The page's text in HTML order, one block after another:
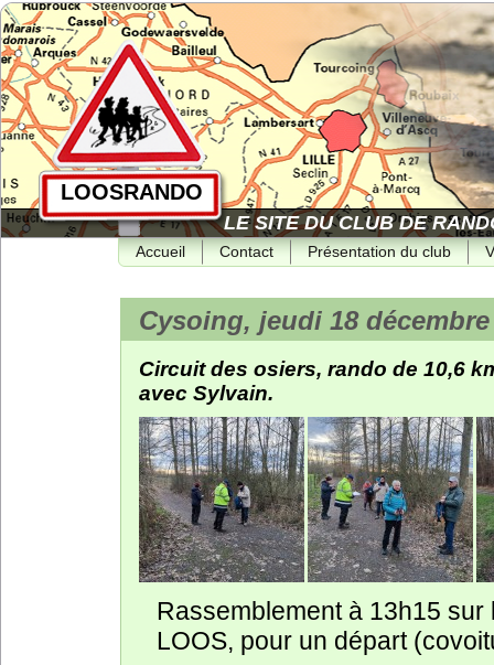
LOOSRANDO
LE SITE DU CLUB DE
Accueil Contact Présentation du club
Cysoing, jeudi 18 décembre
Circuit des osiers, rando de 10,6
avec Sylvain.
Rassemblement à 13h15
LOOS, pour un départ